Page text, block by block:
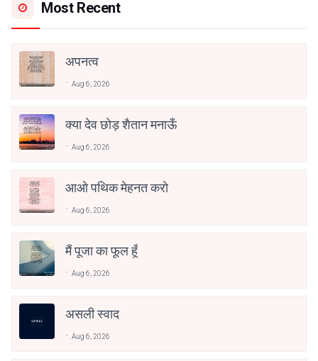
Most Recent
अपनत्व
Aug 6, 2026
क्या देव छोड़ शैतान मनाऊँ
Aug 6, 2026
आओ पथिक मेहनत करो
Aug 6, 2026
मैं पूजा का फूल हूँ
Aug 6, 2026
असली स्वाद
Aug 6, 2026